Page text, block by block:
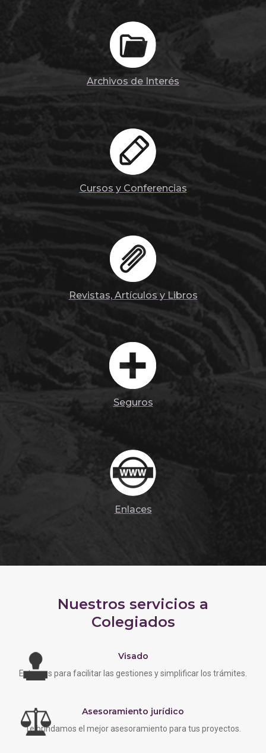
Archivos de Interés
Cursos y Conferencias
Revistas, Artículos y Libros
Seguros
Enlaces
Nuestros servicios a
Colegiados
Visado
Estamos para facilitar las gestiones y simplificar los trámites.
Asesoramiento jurídico
Te brindamos el mejor asesoramiento para tus proyectos.